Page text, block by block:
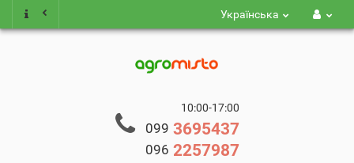
Українська
10:00-17:00
099 3695437
096 2257987